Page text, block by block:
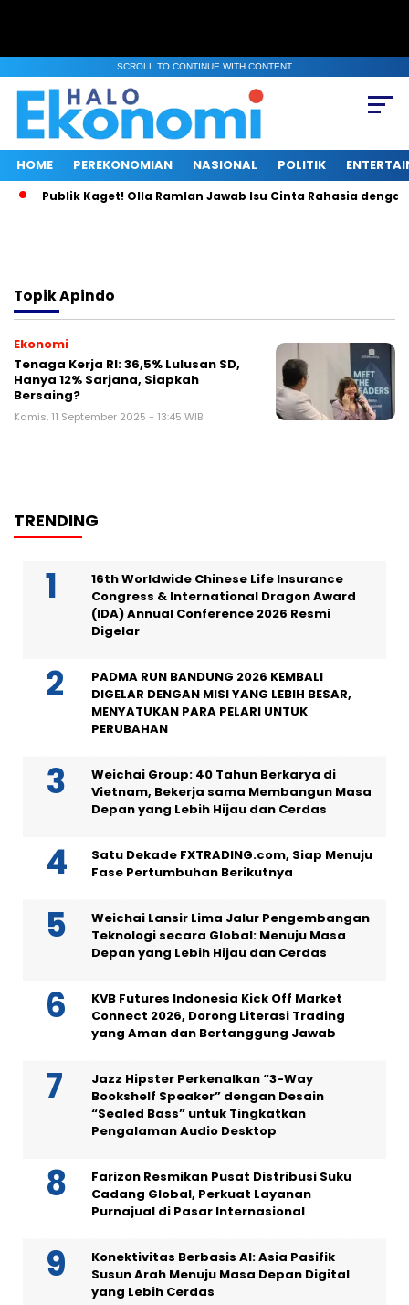
SCROLL TO CONTINUE WITH CONTENT
HOME PEREKONOMIAN NASIONAL POLITIK
Publik Kaget! Olla Ramlan Jawab Isu Cinta Rahasia dengan
TopikApindo
Ekonomi
Tenaga Kerja RI: 36,5% Lulusan SD,
Hanya 12% Sarjana, Siapkah
Bersaing?
Kamis, 11 September 2025 - 13:45 WIB
TRENDING
16th Worldwide Chinese Life Insurance
Congress & International Dragon Award
(IDA) Annual Conference 2026 Resmi
Digelar
PADMA RUN BANDUNG 2026 KEMBALI
DIGELAR DENGAN MISI YANG LEBIH BESAR,
MENYATUKAN PARA PELARI UNTUK
PERUBAHAN
Weichai Group: 40 Tahun Berkarya di
Vietnam, Bekerja sama Membangun Masa
Depan yang Lebih Hijau dan Cerdas
Satu Dekade FXTRADING.com, Siap Menuju
Fase Pertumbuhan Berikutnya
Weichai Lansir Lima Jalur Pengembangan
Teknologi secara Global: Menuju Masa
Depan yang Lebih Hijau dan Cerdas
KVB Futures Indonesia Kick Off Market
Connect 2026, Dorong Literasi Trading
yang Aman dan Bertanggung Jawab
Jazz Hipster Perkenalkan “3-Way
Bookshelf Speaker” dengan Desain
“Sealed Bass” untuk Tingkatkan
Pengalaman Audio Desktop
Farizon Resmikan Pusat Distribusi Suku
Cadang Global, Perkuat Layanan
Purnajual di Pasar Internasional
Konektivitas Berbasis AI: Asia Pasifik
Susun Arah Menuju Masa Depan Digital
yang Lebih Cerdas